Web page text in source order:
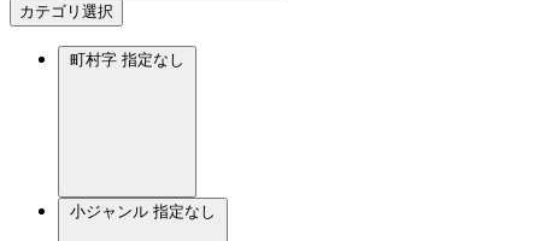
カテゴリ選択
町村字 指定なし
小ジャンル 指定なし